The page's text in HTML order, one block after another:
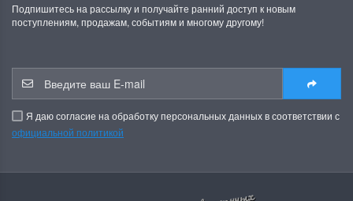
Подпишитесь на рассылку и получайте ранний доступ к новым
поступлениям, продажам, событиям и многому другому!
Я даю согласие на обработку персональных данных в соответствии с
официальной политикой